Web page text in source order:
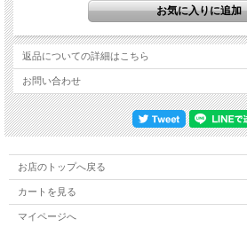
クラプトンの「ツアーを止める」発言は繰り返され
プトンの「オオカミ少年的発言」には慣れっこにな
つうちは続けるのだろう」と現在ではみんなが思っ
でもここで聴かれるクラプトンのプレイは、やはり
入っていたようで、年齢を感じさせない素晴らしい
2007年以来ウィリー・ウィークス＆スティーヴ・
が戻ってきました。他にもこのツアーだけのサポ
だけの集大成的セットリストで行われた公演です
全貌を本作でどうぞお楽しみください。本作が
を唸らせた円熟のパフォーマンス プロデビュー50
<<3月12日：アルバム「OLD SOCK」リリース>>・
ン・ツアー・4月12日、13日：第4回クロスロード
ューヨーク、マジソン・スクエア・ガーデンにて
返品についての詳細はこちら
お問い合わせ
お店のトップへ戻る
カートを見る
マイページへ